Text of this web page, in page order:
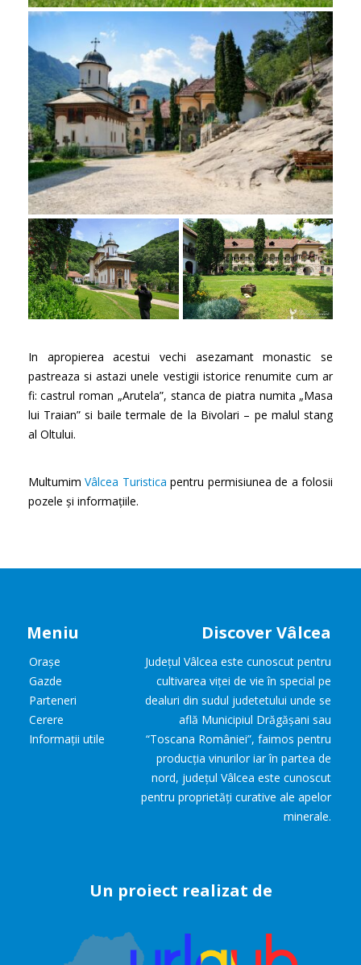
In apropierea acestui vechi asezamant monastic se
pastreaza si astazi unele vestigii istorice renumite cum ar
fi: castrul roman „Arutela”, stanca de piatra numita „Masa
lui Traian” si baile termale de la Bivolari – pe malul stang
al Oltului.
MultumimVâlcea Turistica pentru permisiunea de a folosii
pozele și informațiile.
Meniu
Orașe
Gazde
Parteneri
Cerere
Informații utile
Discover Vâlcea
Județul Vâlcea este cunoscut pentru
cultivarea viței de vie în special pe
dealuri din sudul judetetului unde se
află Municipiul Drăgășani sau
“Toscana României”, faimos pentru
producția vinurilor iar în partea de
nord, județul Vâlcea este cunoscut
pentru proprietăți curative ale apelor
minerale.
Un proiect realizat de